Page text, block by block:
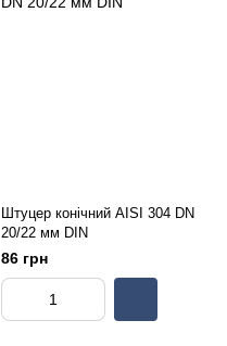
Штуцер конічний AISI 304 DN
20/22 мм DIN
86 грн